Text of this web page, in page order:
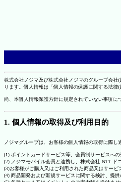
株式会社ノジマ及び株式会社ノジマのグループ会
ります。個人情報は「個人情報の保護に関する法
尚、本個人情報保護方針に規定されていない事項に
1. 個人情報の取得及び利用目的
ノジマグループは、お客様の個人情報の取得に際
(1) ポイントカードサービス等、会員制サービスへ
(2) ノジマモバイル会員と連携し、株式会社 NTT ド
(3)お客様がご購入又はご利用された商品又はサー
(4) 商品開発および新規サービスに関する検討、提供